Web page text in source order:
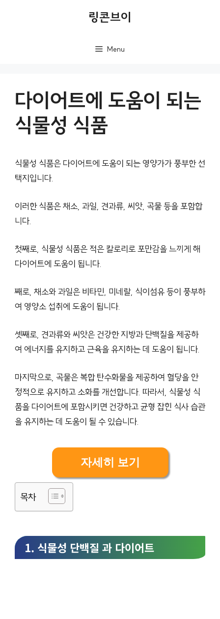
링콘브이
Menu
다이어트에 도움이 되는
식물성 식품
식물성 식품은 다이어트에 도움이 되는 영양가가 풍부한 선
택지입니다.
이러한 식품은 채소, 과일, 견과류, 씨앗, 곡물 등을 포함합
니다.
첫째로, 식물성 식품은 적은 칼로리로 포만감을 느끼게 해
다이어트에 도움이 됩니다.
째로, 채소와 과일은 비타민, 미네랄, 식이섬유 등이 풍부하
여 영양소 섭취에 도움이 됩니다.
셋째로, 견과류와 씨앗은 건강한 지방과 단백질을 제공하
여 에너지를 유지하고 근육을 유지하는 데 도움이 됩니다.
마지막으로, 곡물은 복합 탄수화물을 제공하여 혈당을 안
정적으로 유지하고 소화를 개선합니다. 따라서, 식물성 식
품을 다이어트에 포함시키면 건강하고 균형 잡힌 식사 습관
을 유지하는 데 도움이 될 수 있습니다.
자세히 보기
목차
1. 식물성 단백질 과 다이어트